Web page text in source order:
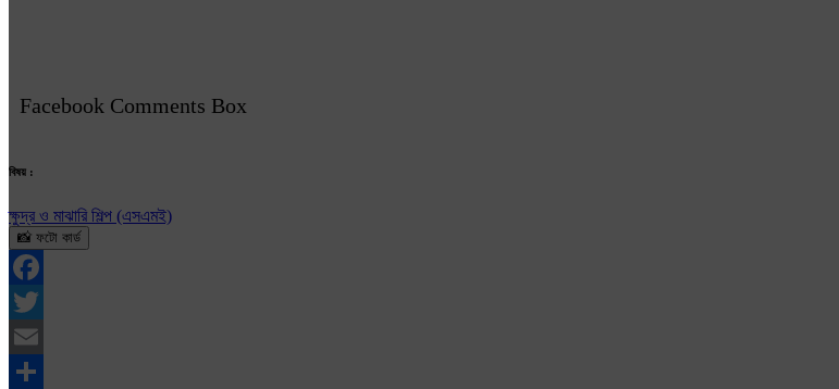
Facebook Comments Box
বিষয় :
ক্ষুদ্র ও মাঝারি শিল্প (এসএমই)
📸 ফটো কার্ড
Facebook
Twitter
Email